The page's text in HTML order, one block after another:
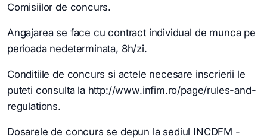
Comisiilor de concurs.
Angajarea se face cu contract individual de munca pe
perioada nedeterminata, 8h/zi.
Conditiile de concurs si actele necesare inscrierii le
puteti consulta la http://www.infim.ro/page/rules-and-
regulations.
Dosarele de concurs se depun la sediul INCDFM -